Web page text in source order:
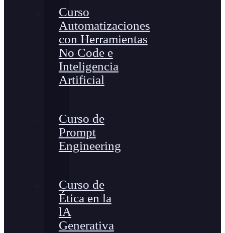
Curso
Automatizaciones
con Herramientas
No Code e
Inteligencia
Artificial
Curso de
Prompt
Engineering
Curso de
Ética en la
lA
Generativa